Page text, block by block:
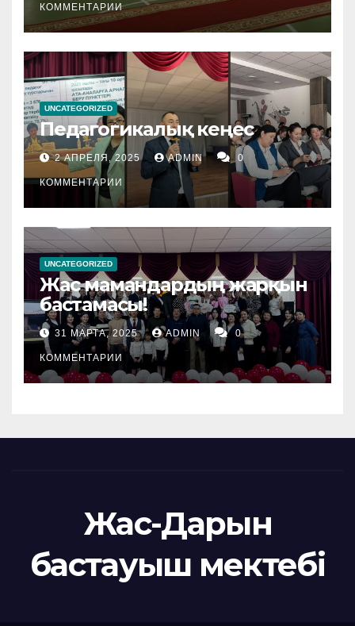
КОММЕНТАРИИ
UNCATEGORIZED
Педагогикалық кеңес
2 АПРЕЛЯ, 2025 ADMIN 0
КОММЕНТАРИИ
UNCATEGORIZED
Жас мамандардың жарқын
бастамасы!
31 МАРТА, 2025 ADMIN 0
КОММЕНТАРИИ
Жас-Дарын
бастауыш мектебі